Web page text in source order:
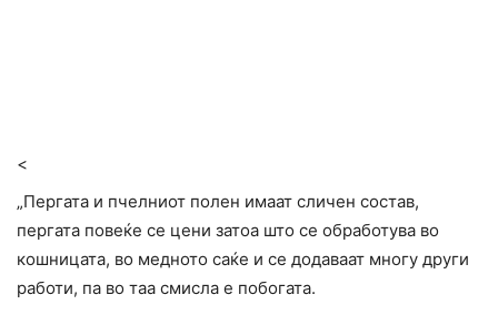
<
„Пергата и пчелниот полен имаат сличен состав,
пергата повеќе се цени затоа што се обработува во
кошницата, во медното саќе и се додаваат многу други
работи, па во таа смисла е побогата.